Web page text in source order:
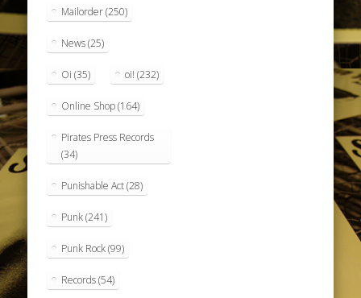
Mailorder(250)
News(25)
Oi (35) oi! (232)
Online Shop(164)
Pirates Press Records
(34)
Punishable Act(28)
Punk(241)
Punk Rock(99)
Records(54)